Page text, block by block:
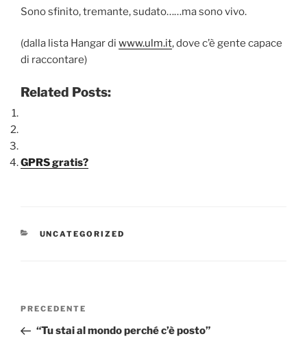
Sono sfinito, tremante, sudato……ma sono vivo.
(dalla lista Hangar di www.ulm.it, dove c’è gente capace
di raccontare)
Related Posts:
GPRS gratis?
CATEGORIE
UNCATEGORIZED
Navigazione
Articolo
precedente:
PRECEDENTE
“Tu stai al mondo perché c’è posto”